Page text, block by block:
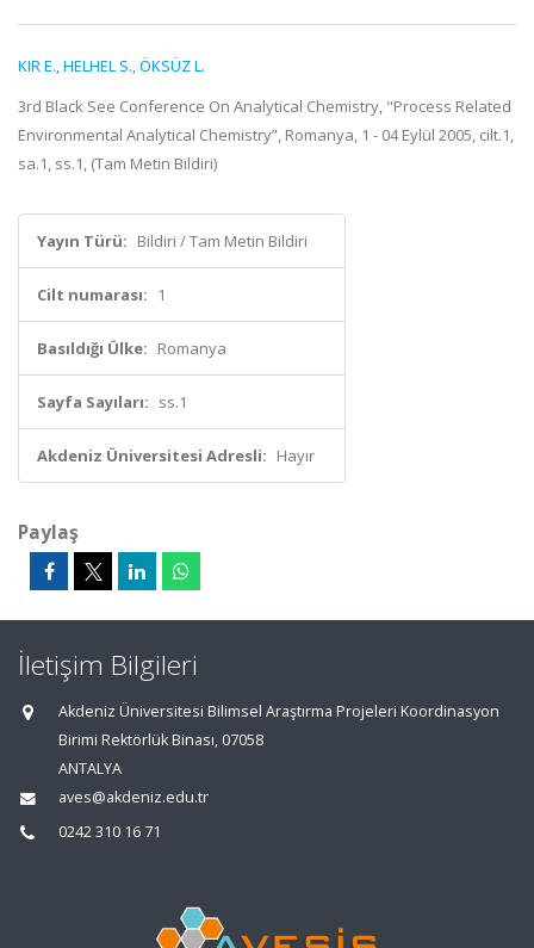
KIR E.,HELHEL S.,ÖKSÜZ L.
3rd Black See Conference On Analytical Chemistry, "Process Related
Environmental Analytical Chemistry”, Romanya, 1 - 04 Eylül 2005, cilt.1,
sa.1, ss.1, (Tam Metin Bildiri)
Yayın Türü: Bildiri / Tam Metin Bildiri
Cilt numarası: 1
Basıldığı Ülke: Romanya
Sayfa Sayıları: ss.1
Akdeniz Üniversitesi Adresli: Hayır
Paylaş
İletişim Bilgileri
Akdeniz Üniversitesi Bilimsel Araştırma Projeleri Koordinasyon
Birimi Rektörlük Binası, 07058
ANTALYA
aves@akdeniz.edu.tr
0242 310 16 71